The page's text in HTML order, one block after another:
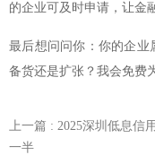
的企业可及时申请，让金
最后想问问你：你的企业
备货还是扩张？我会免费
上一篇 : 2025深圳低息信
一半